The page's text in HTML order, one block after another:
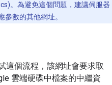
。為避免這個問題，建議伺服器
數的其他網址。
這個流程，該網址會要求取
雲端硬碟中檔案的中繼資